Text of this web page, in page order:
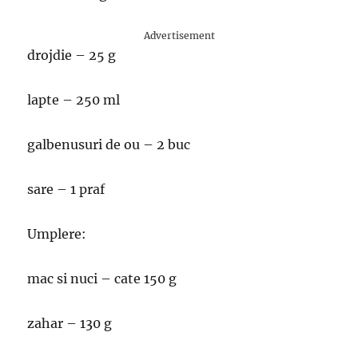
Advertisement
drojdie – 25 g
lapte – 250 ml
galbenusuri de ou – 2 buc
sare – 1 praf
Umplere:
mac si nuci – cate 150 g
zahar – 130 g